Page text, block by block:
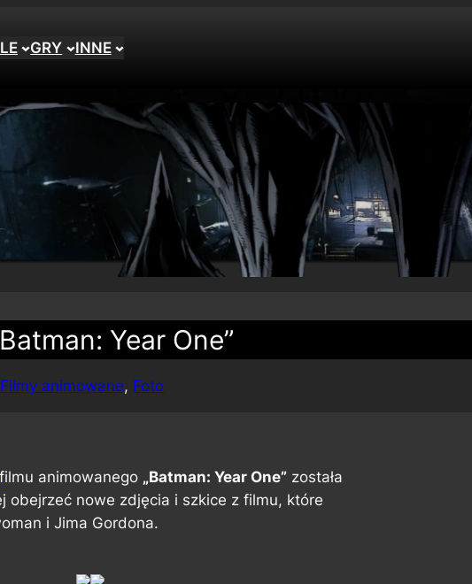
GRY INNE
Year One”
Filmy animowane, Foto
filmu animowanego „Batman: Year One” została
obejrzeć nowe zdjęcia i szkice z filmu, które
i Jima Gordona.